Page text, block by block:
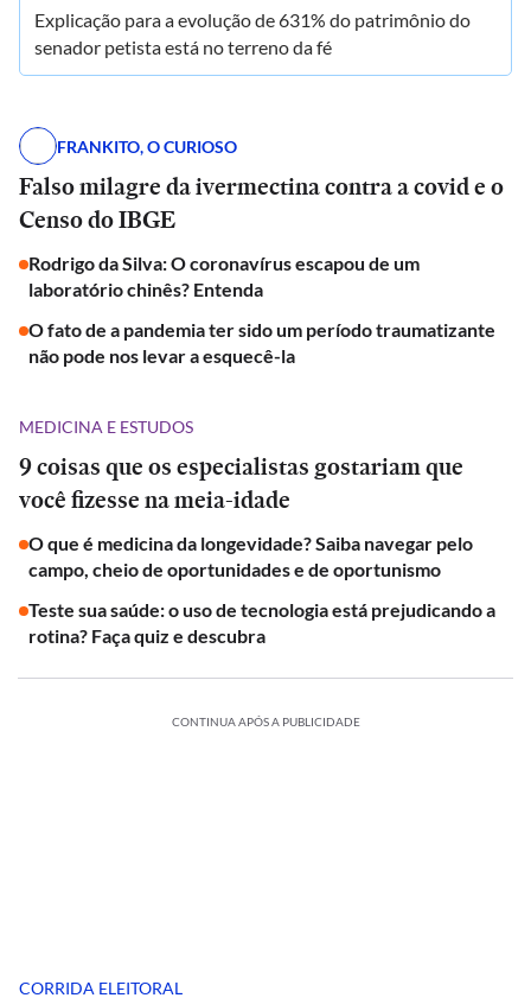
Explicação para a evolução de 631% do patrimônio do
senador petista está no terreno da fé
FRANKITO, O CURIOSO
Falso milagre da ivermectina contra a covid e o
Censo do IBGE
Rodrigo da Silva: O coronavírus escapou de um
laboratório chinês? Entenda
O fato de a pandemia ter sido um período traumatizante
não pode nos levar a esquecê-la
MEDICINA E ESTUDOS
9 coisas que os especialistas gostariam que
você fizesse na meia-idade
O que é medicina da longevidade? Saiba navegar pelo
campo, cheio de oportunidades e de oportunismo
Teste sua saúde: o uso de tecnologia está prejudicando a
rotina? Faça quiz e descubra
CONTINUA APÓS A PUBLICIDADE
CORRIDA ELEITORAL